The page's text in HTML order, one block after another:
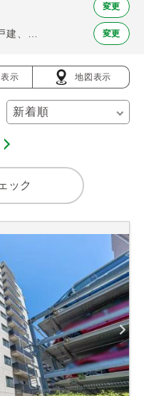
変更
変更
示 地図表示
ック